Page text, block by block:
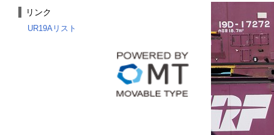
リンク
UR19Aリスト